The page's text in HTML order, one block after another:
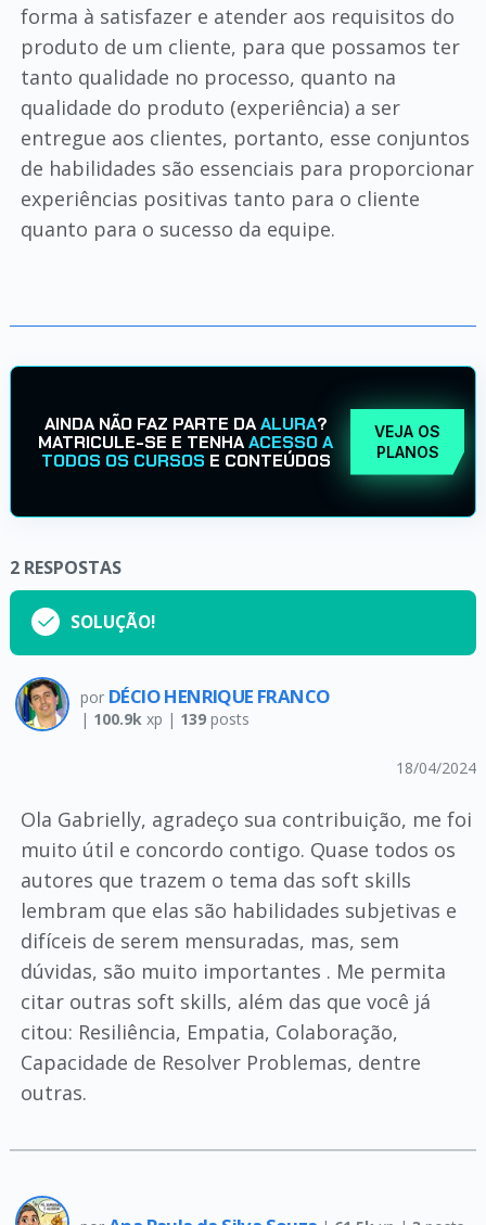
forma à satisfazer e atender aos requisitos do
produto de um cliente, para que possamos ter
tanto qualidade no processo, quanto na
qualidade do produto (experiência) a ser
entregue aos clientes, portanto, esse conjuntos
de habilidades são essenciais para proporcionar
experiências positivas tanto para o cliente
quanto para o sucesso da equipe.
AINDA NÃO FAZ PARTE DAALURA?
MATRICULE-SE E TENHAACESSO A
TODOS OS CURSOS E CONTEÚDOS
VEJA OS
PLANOS
2 RESPOSTAS
SOLUÇÃO!
por DÉCIO HENRIQUE FRANCO
| 100.9kxp | 139posts
18/04/2024
Ola Gabrielly, agradeço sua contribuição, me foi
muito útil e concordo contigo. Quase todos os
autores que trazem o tema das soft skills
lembram que elas são habilidades subjetivas e
difíceis de serem mensuradas, mas, sem
dúvidas, são muito importantes . Me permita
citar outras soft skills, além das que você já
citou: Resiliência, Empatia, Colaboração,
Capacidade de Resolver Problemas, dentre
outras.